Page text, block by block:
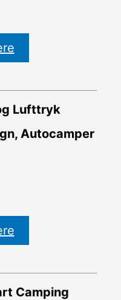
Lufttryk
Autocamper
Camping